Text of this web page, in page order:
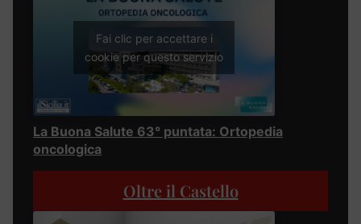
Fai clic per accettare i
cookie per questo servizio
La Buona Salute 63° puntata: Ortopedia
oncologica
Oltre il Castello